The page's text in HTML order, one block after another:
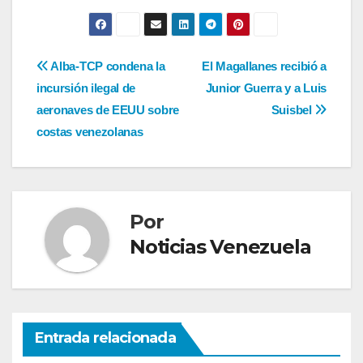
Navegación
de
entradas
El Magallanes recibió a
Junior Guerra y a Luis
Suisbel
Alba-TCP condena la
incursión ilegal de
aeronaves de EEUU sobre
costas venezolanas
Por
Noticias Venezuela
Entrada relacionada